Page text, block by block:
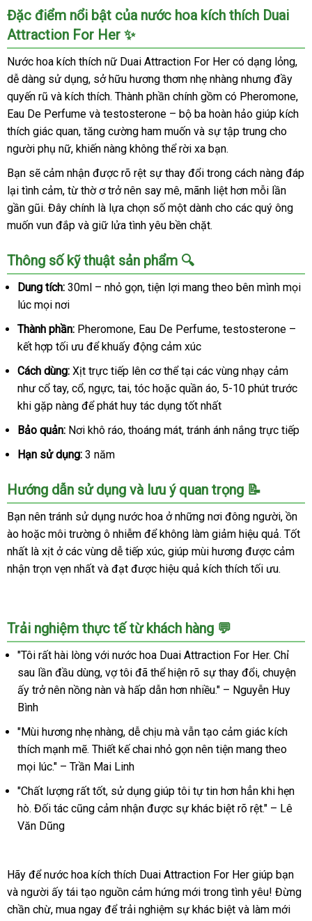
Đặc điểm nổi bật của nước hoa kích thích Duai
Attraction For Her ✨
Nước hoa kích thích nữ Duai Attraction For Her có dạng lỏng,
dễ dàng sử dụng, sở hữu hương thơm nhẹ nhàng nhưng đầy
quyến rũ và kích thích. Thành phần chính gồm có Pheromone,
Eau De Perfume và testosterone – bộ ba hoàn hảo giúp kích
thích giác quan, tăng cường ham muốn và sự tập trung cho
người phụ nữ, khiến nàng không thể rời xa bạn.
Bạn sẽ cảm nhận được rõ rệt sự thay đổi trong cách nàng đáp
lại tình cảm, từ thờ ơ trở nên say mê, mãnh liệt hơn mỗi lần
gần gũi. Đây chính là lựa chọn số một dành cho các quý ông
muốn vun đắp và giữ lửa tình yêu bền chặt.
Thông số kỹ thuật sản phẩm 🔍
Dung tích: 30ml – nhỏ gọn, tiện lợi mang theo bên mình mọi
lúc mọi nơi
Thành phần: Pheromone, Eau De Perfume, testosterone –
kết hợp tối ưu để khuấy động cảm xúc
Cách dùng: Xịt trực tiếp lên cơ thể tại các vùng nhạy cảm
như cổ tay, cổ, ngực, tai, tóc hoặc quần áo, 5-10 phút trước
khi gặp nàng để phát huy tác dụng tốt nhất
Bảo quản: Nơi khô ráo, thoáng mát, tránh ánh nắng trực tiếp
Hạn sử dụng: 3 năm
Hướng dẫn sử dụng và lưu ý quan trọng 📝
Bạn nên tránh sử dụng nước hoa ở những nơi đông người, ồn
ào hoặc môi trường ô nhiễm để không làm giảm hiệu quả. Tốt
nhất là xịt ở các vùng dễ tiếp xúc, giúp mùi hương được cảm
nhận trọn vẹn nhất và đạt được hiệu quả kích thích tối ưu.
Trải nghiệm thực tế từ khách hàng 💬
"Tôi rất hài lòng với nước hoa Duai Attraction For Her. Chỉ
sau lần đầu dùng, vợ tôi đã thể hiện rõ sự thay đổi, chuyện
ấy trở nên nồng nàn và hấp dẫn hơn nhiều." – Nguyễn Huy
Bình
"Mùi hương nhẹ nhàng, dễ chịu mà vẫn tạo cảm giác kích
thích mạnh mẽ. Thiết kế chai nhỏ gọn nên tiện mang theo
mọi lúc." – Trần Mai Linh
"Chất lượng rất tốt, sử dụng giúp tôi tự tin hơn hẳn khi hẹn
hò. Đối tác cũng cảm nhận được sự khác biệt rõ rệt." – Lê
Văn Dũng
Hãy để nước hoa kích thích Duai Attraction For Her giúp bạn
và người ấy tái tạo nguồn cảm hứng mới trong tình yêu! Đừng
chần chừ, mua ngay để trải nghiệm sự khác biệt và làm mới